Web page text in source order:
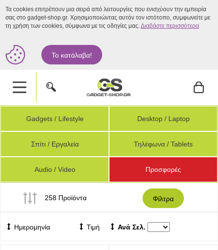
Τα cookies επιτρέπουν μια σειρά από λειτουργίες που ενισχύουν την εμπειρία
σας στο gadget-shop.gr. Χρησιμοποιώντας αυτόν τον ιστότοπο, συμφωνείτε με
τη χρήση των cookies, σύμφωνα με τις οδηγίες μας.Διαβάστε περισσότερα
Το κατάλαβα!
.
Gadgets / Lifestyle Desktop / Laptop
Σπίτι / Εργαλεία Τηλέφωνα / Tablets
Audio / Video Προσφορές
258 Προϊόντα Φίλτρα
Ημερομηνία Τιμή Ανά Σελ.